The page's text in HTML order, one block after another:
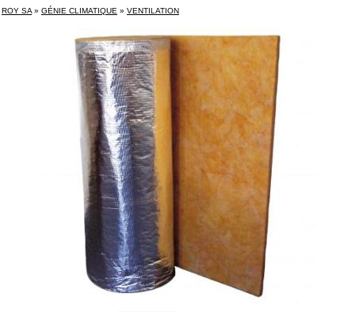
ROY SA » GÉNIE CLIMATIQUE » VENTILATION